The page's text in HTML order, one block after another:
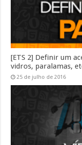
[ETS 2] Definir um
vidros, paralamas,
25 de julho de 2016